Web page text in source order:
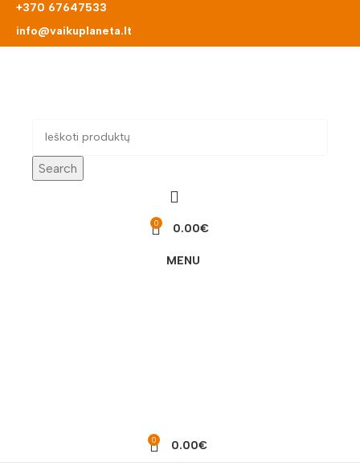
+370 67647533
info@vaikuplaneta.lt
Search
0 0.00€
MENU
0 0.00€